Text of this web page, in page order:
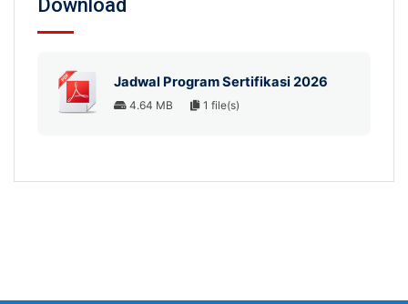
Download
Jadwal Program Sertifikasi 2026
4.64 MB 1 file(s)